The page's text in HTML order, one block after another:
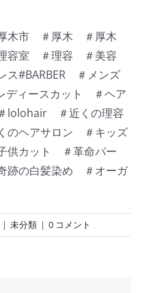
木市 ＃厚木 ＃厚木
容室 ＃理容 ＃美容
#BARBER ＃メンズ
ディースカット ＃ヘア
lolohair ＃近くの理容
ヘアサロン ＃キッズ
カット ＃革命パー
の白髪染め ＃オーガ
| 未分類 | 0 コメント